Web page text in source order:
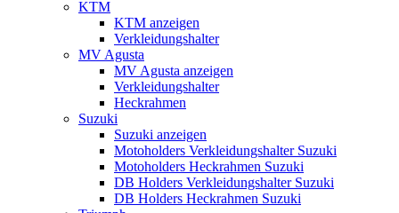
KTM
KTM anzeigen
Verkleidungshalter
MV Agusta
MV Agusta anzeigen
Verkleidungshalter
Heckrahmen
Suzuki
Suzuki anzeigen
Motoholders Verkleidungshalter Suzuki
Motoholders Heckrahmen Suzuki
DB Holders Verkleidungshalter Suzuki
DB Holders Heckrahmen Suzuki